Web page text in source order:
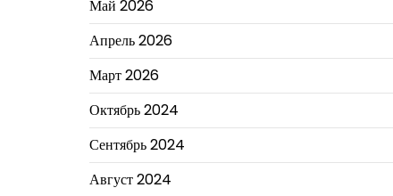
Май 2026
Апрель 2026
Март 2026
Октябрь 2024
Сентябрь 2024
Август 2024